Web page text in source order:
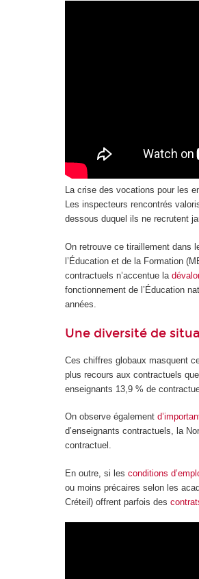
La crise des vocations pour les
Les inspecteurs rencontrés
dessous duquel ils ne recrutent
On retrouve ce tiraillement dans
l’Éducation et de la Formation
contractuels n’accentue la
fonctionnement de l’Éducation
années.
Une diversité de
Ces chiffres globaux masquent
plus recours aux contractuels
enseignants 13,9 % de
On observe également
d’enseignants contractuels, la
contractuel.
En outre, si lesconditions
ou moins précaires selon les
Créteil) offrent parfois des